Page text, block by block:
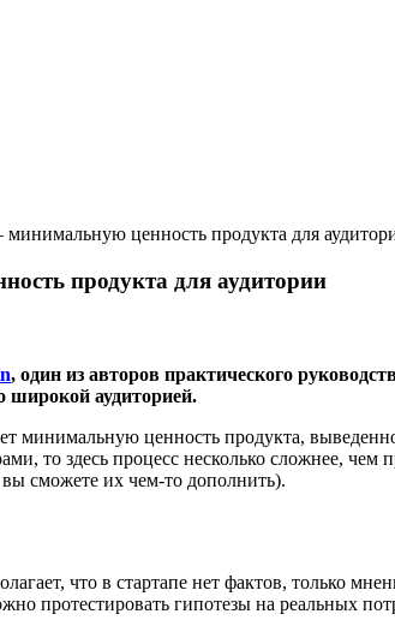
ценность продукта для
продукта для аудитории
, один из авторов практического
широкой аудиторией.
минимальную ценность продукта,
то здесь процесс несколько сложнее,
сможете их чем-то дополнить).
что в стартапе нет фактов, только
протестировать гипотезы на реальных